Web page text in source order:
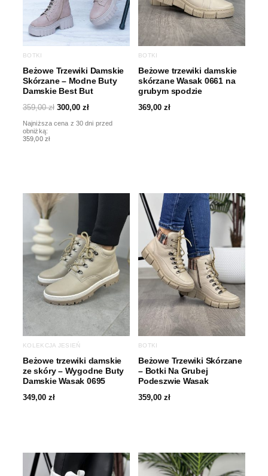
BOTKI
Beżowe Trzewiki Damskie
Skórzane – Modne Buty
Damskie Best But
359,00zł 300,00 zł
Najniższa cena z 30 dni przed
obniżką:
359,00 zł
BOTKI
Beżowe trzewiki damskie
skórzane Wasak 0661 na
grubym spodzie
369,00 zł
KOLEKCJA JESIEŃ
Beżowe trzewiki damskie
ze skóry – Wygodne Buty
Damskie Wasak 0695
349,00 zł
BOTKI
Beżowe Trzewiki Skórzane
– Botki Na Grubej
Podeszwie Wasak
359,00 zł